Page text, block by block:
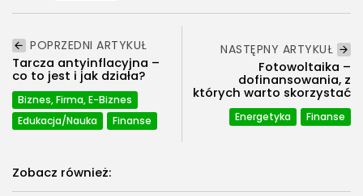
POPRZEDNI ARTYKUŁ
Tarcza antyinflacyjna –
co to jest i jak działa?
Biznes, Firma, E-Biznes
Edukacja/Nauka
Finanse
NASTĘPNY ARTYKUŁ
Fotowoltaika –
dofinansowania, z
których warto skorzystać
Energetyka Finanse
Zobacz również: